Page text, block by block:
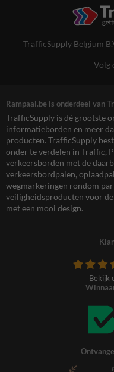
TrafficSupply Belgium
Volg
Rampaal.be is onderdeel van
TrafficSupply is dé grootste
informatieborden en meer
producten. TrafficSupply
onder te verdelen in Traffic,
verkeersborden met de
verkeersbordpalen,
wegmarkeringen rondom
veiligheidsproducten voor
met een mooi design.
Bekijk